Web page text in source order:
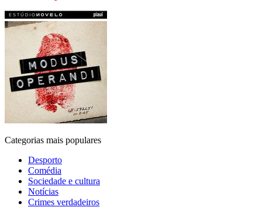
Categorias mais populares
Desporto
Comédia
Sociedade e cultura
Notícias
Crimes verdadeiros